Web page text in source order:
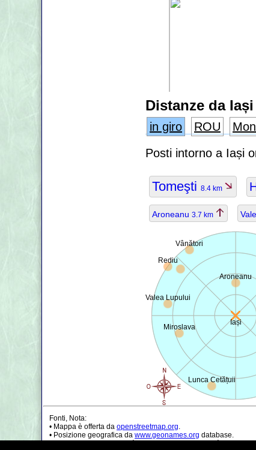
Distanze da Iași
in giro ROU
Posti intorno a Iași
Tomeşti 8.4 km
Aroneanu 3.7 km
Iași
Miroslava
Rediu
Lunca Cetățuii
Aroneanu
Valea Lupului
Vânători
Fonti, Nota:
• Mappa è offerta da openstreetmap.org.
• Posizione geografica da www.geonames.org database.